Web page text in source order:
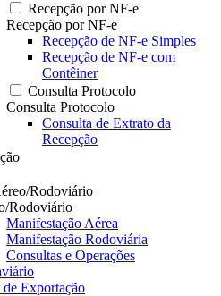
Recepção por NF-e
Recepção por NF-e
Recepção de NF-e Simples
Recepção de NF-e com
Contêiner
Consulta Protocolo
Consulta Protocolo
Consulta de Extrato da
Recepção
Rodoviário
Rodoviário
Manifestação Aérea
Manifestação Rodoviária
Consultas e Operações
Exportação